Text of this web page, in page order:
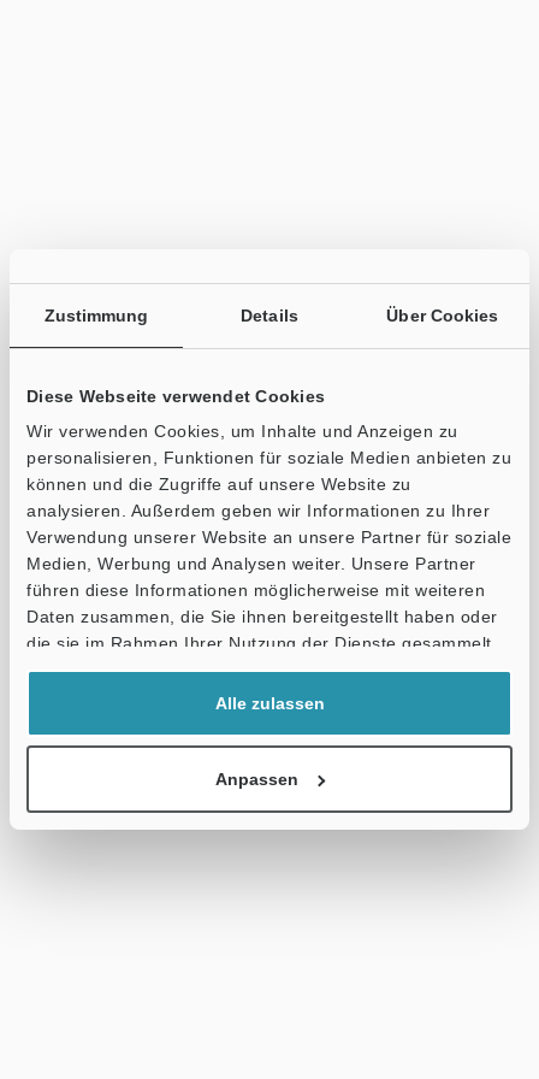
Zustimmung Details Über Cookies
Diese Webseite verwendet Cookies
Wir verwenden Cookies, um Inhalte und Anzeigen zu
personalisieren, Funktionen für soziale Medien anbieten zu
können und die Zugriffe auf unsere Website zu
analysieren. Außerdem geben wir Informationen zu Ihrer
Verwendung unserer Website an unsere Partner für soziale
Medien, Werbung und Analysen weiter. Unsere Partner
führen diese Informationen möglicherweise mit weiteren
Daten zusammen, die Sie ihnen bereitgestellt haben oder
die sie im Rahmen Ihrer Nutzung der Dienste gesammelt
haben.
Alle zulassen
Anpassen